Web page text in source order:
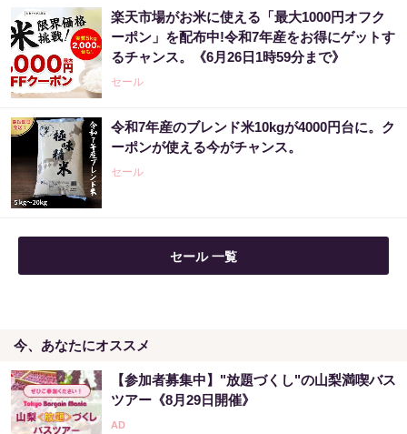
楽天市場がお米に使える「最大1000円オフク
ーポン」を配布中!令和7年産をお得にゲットす
るチャンス。《6月26日1時59分まで》
セール
令和7年産のブレンド米10kgが4000円台に。ク
ーポンが使える今がチャンス。
セール
セール 一覧
今、あなたにオススメ
【参加者募集中】"放題づくし"の山梨満喫バス
ツアー《8月29日開催》